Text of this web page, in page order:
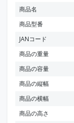
商品名
商品型番
JANコード
商品の重量
商品の容量
商品の縦幅
商品の横幅
商品の高さ